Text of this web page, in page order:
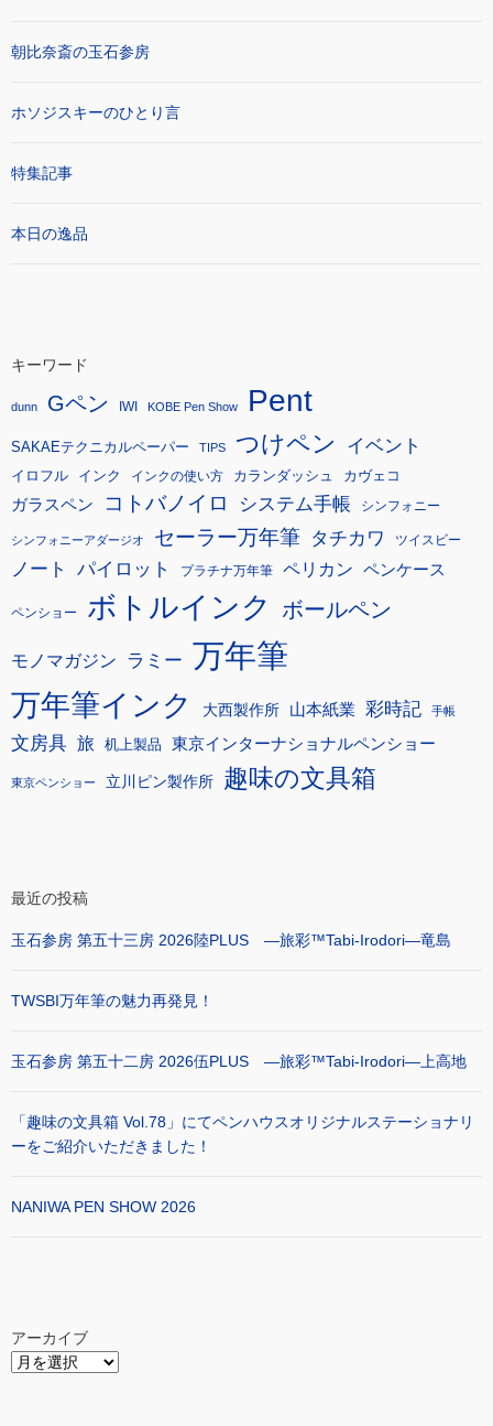
朝比奈斎の玉石参房
ホソジスキーのひとり言
特集記事
本日の逸品
キーワード
dunn Gペン IWI KOBE Pen Show Pent
SAKAEテクニカルペーパー TIPS つけペン イベント
イロフル インク インクの使い方 カランダッシュ カヴェコ
ガラスペン コトバノイロ システム手帳 シンフォニー
シンフォニーアダージオ セーラー万年筆 タチカワ ツイスビー
ノート パイロット プラチナ万年筆 ペリカン ペンケース
ペンショー ボトルインク ボールペン
モノマガジン ラミー 万年筆
万年筆インク 大西製作所 山本紙業 彩時記 手帳
文房具 旅 机上製品 東京インターナショナルペンショー
東京ペンショー 立川ピン製作所 趣味の文具箱
最近の投稿
玉石参房 第五十三房 2026陸PLUS ―旅彩™Tabi-Irodori―竜島
TWSBI万年筆の魅力再発見！
玉石参房 第五十二房 2026伍PLUS ―旅彩™Tabi-Irodori―上高地
「趣味の文具箱 Vol.78」にてペンハウスオリジナルステーショナリ
ーをご紹介いただきました！
NANIWA PEN SHOW 2026
アーカイブ